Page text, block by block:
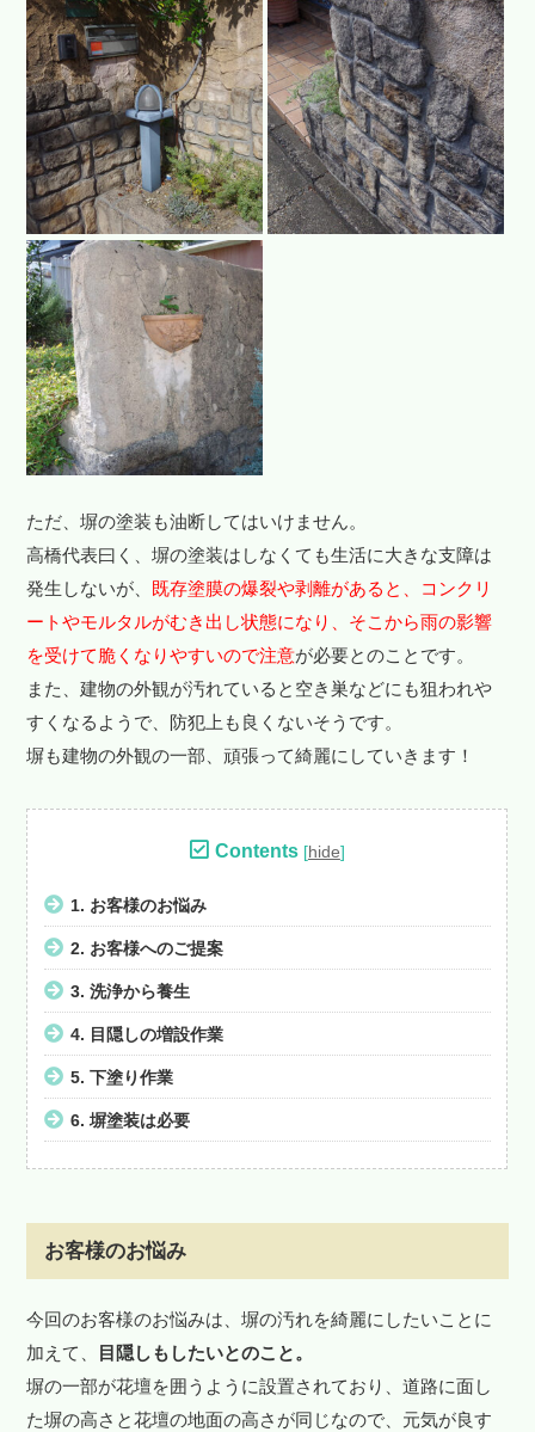
ただ、塀の塗装も油断してはいけません。
高橋代表曰く、塀の塗装はしなくても生活に大きな支障は
発生しないが、 既存塗膜の爆裂や剥離があると、コンクリ
ートやモルタルがむき出し状態になり、そこから雨の影響
を受けて脆くなりやすいので注意が必要とのことです。
また、建物の外観が汚れていると空き巣などにも狙われや
すくなるようで、防犯上も良くないそうです。
塀も建物の外観の一部、頑張って綺麗にしていきます！
Contents [hide]
1. お客様のお悩み
2. お客様へのご提案
3. 洗浄から養生
4. 目隠しの増設作業
5. 下塗り作業
6. 塀塗装は必要
お客様のお悩み
今回のお客様のお悩みは、塀の汚れを綺麗にしたいことに
加えて、
目隠しもしたいとのこと。
塀の一部が花壇を囲うように設置されており、道路に面し
た塀の高さと花壇の地面の高さが同じなので、元気が良す